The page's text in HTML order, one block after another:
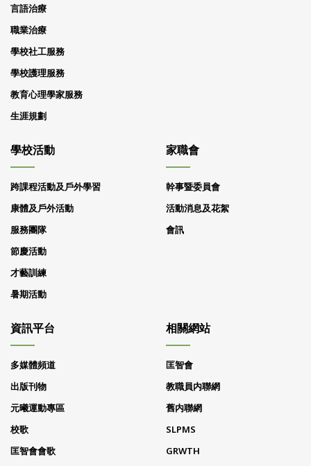
言語治療
職業治療
學校社工服務
學校護理服務
教育心理學家服務
生涯規劃
學校活動
跨課程活動及戶外學習
康體及戶外活動
服務團隊
節慶活動
才藝訓練
暑期活動
家職會
幹事暨委員會
活動消息及花絮
會訊
資訊平台
多媒體頻道
出版刊物
元曦運動專區
校歌
匡智會會歌
相關網站
匡智會
教職員内聯網
舊内聯網
SLPMS
GRWTH